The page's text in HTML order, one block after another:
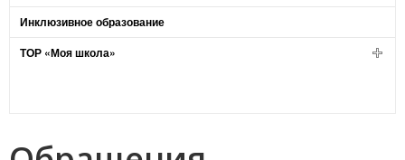
Инклюзивное образование
ТОР «Моя школа»